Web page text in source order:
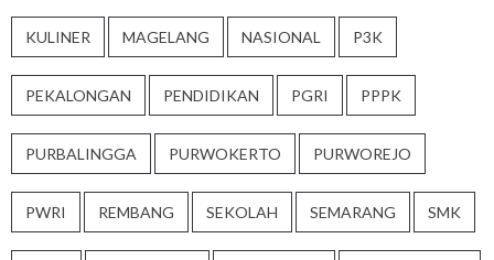
KULINER MAGELANG NASIONAL P3K
PEKALONGAN PENDIDIKAN PGRI PPPK
PURBALINGGA PURWOKERTO PURWOREJO
PWRI REMBANG SEKOLAH SEMARANG SMK